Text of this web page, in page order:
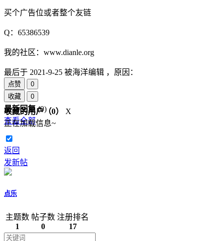
买个广告位或者整个友链
Q：65386539
我的社区：www.dianle.org
最后于 2021-9-25 被海洋编辑 ，原因：
点赞
0
收藏
0
收藏的用户（0）
X
正在加载信息~
最新回复(0)
查看全部
返回
发新帖
点乐
主题数
1
帖子数
0
注册排名
17